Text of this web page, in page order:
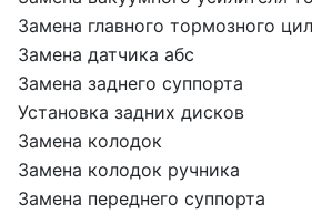
Замена главного тормозного
Замена датчика абс
Замена заднего суппорта
Установка задних дисков
Замена колодок
Замена колодок ручника
Замена переднего суппорта